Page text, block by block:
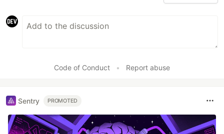
Code of Conduct • Report abuse
Sentry PROMOTED